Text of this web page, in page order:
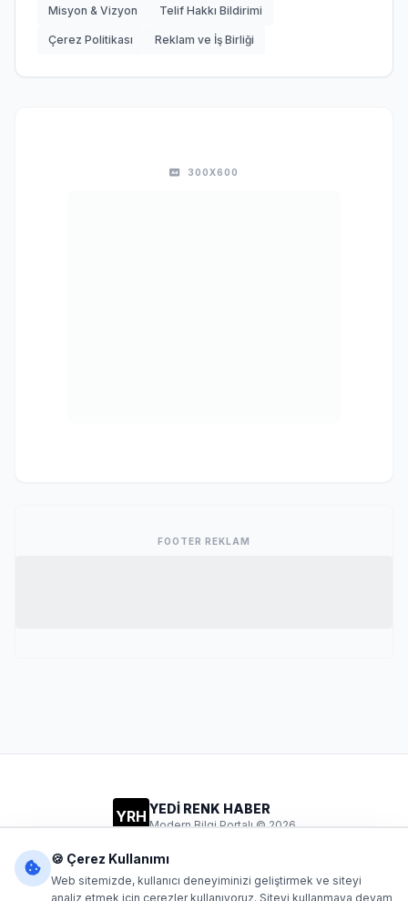
Misyon & Vizyon Telif Hakkı Bildirimi
Çerez Politikası Reklam ve İş Birliği
300X600
FOOTER REKLAM
YRH YEDİ RENK HABER
Modern Bilgi Portalı © 2026
🍪 Çerez Kullanımı
Web sitemizde, kullanıcı deneyiminizi geliştirmek ve siteyi
analiz etmek için çerezler kullanıyoruz. Siteyi kullanmaya devam